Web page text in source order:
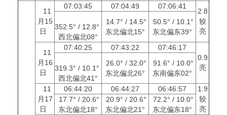
11
月15
日
07:03:45 07:04:49 07:06:41
2.8
较
亮
352.5° / 12.8°
西北偏北08°
14.7° / 14.5°
东北偏北15°
50.5° / 10.1°
东北偏东39°
11
月16
日
07:40:25 07:43:22
07:46:17
0.9
亮
319.3° / 10.1°
西北偏北41°
26.0° / 32.0°
东北偏北26°
91.6° / 10.0°
东南偏东02°
11
月17
日
06:44:20 06:44:27 06:46:57
1.9
较
亮
17.7° / 20.6°
东北偏北18°
20.9° / 20.6°
东北偏北21°
72.2° / 10.0°
东北偏东18°